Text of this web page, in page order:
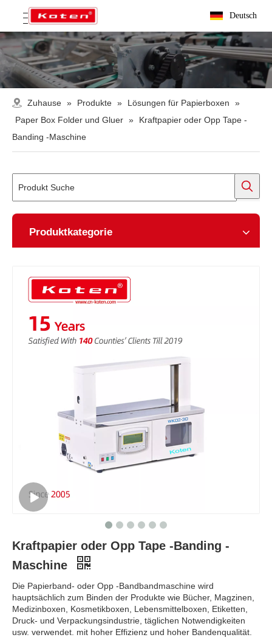
Deutsch
Zuhause » Produkte » Lösungen für Papierboxen
»
Paper Box Folder und Gluer »
Kraftpapier oder Opp Tape -
Banding -Maschine
Produktkategorie
Kraftpapier oder Opp Tape -Banding -
Maschine
Die Papierband- oder Opp -Bandbandmaschine wird
hauptsächlich zum Binden der Produkte wie Bücher, Magzinen,
Medizinboxen, Kosmetikboxen, Lebensmittelboxen, Etiketten,
Druck- und Verpackungsindustrie, täglichen Notwendigkeiten
usw. verwendet. mit hoher Effizienz und hoher Bandenqualität.